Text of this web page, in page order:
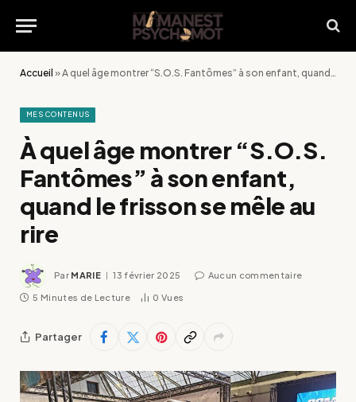
Accueil »À quel âge montrer “S.O.S. Fantômes” à son enfant, quand le frisson se mêle au rire
MES CONTENUS
À quel âge montrer “S.O.S.
Fantômes” à son enfant,
quand le frisson se mêle au
rire
Par MARIE 13 février 2025 Aucun commentaire
5 Minutes de Lecture 0 Vues
Partager